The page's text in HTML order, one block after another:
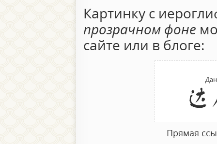
Картинку с
прозрачном фоне
сайте или в блоге:
Прямая